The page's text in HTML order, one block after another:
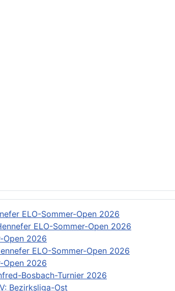
ELO-Sommer-Open 2026
ELO-Sommer-Open 2026
Open 2026
ELO-Sommer-Open 2026
Open 2026
Bosbach-Turnier 2026
Bezirksliga-Ost